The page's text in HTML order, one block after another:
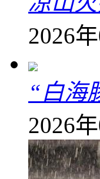
2026
“白海
2026